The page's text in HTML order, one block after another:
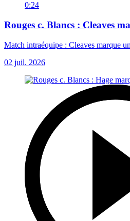
0:24
Rouges c. Blancs : Cleaves
Match intraéquipe : Cleaves marque
02 juil. 2026